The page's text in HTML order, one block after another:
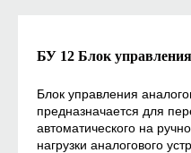
БУ 12 Блок управления
Блок управления
предназначается для
автоматического на
нагрузки аналогового